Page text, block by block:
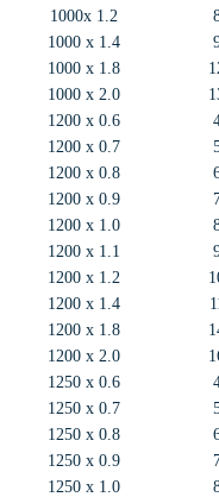
1000x 1.2
1000 x 1.4
1000 x 1.8
1000 x 2.0
1200 x 0.6
1200 x 0.7
1200 x 0.8
1200 x 0.9
1200 x 1.0
1200 x 1.1
1200 x 1.2
1200 x 1.4
1200 x 1.8
1200 x 2.0
1250 x 0.6
1250 x 0.7
1250 x 0.8
1250 x 0.9
1250 x 1.0